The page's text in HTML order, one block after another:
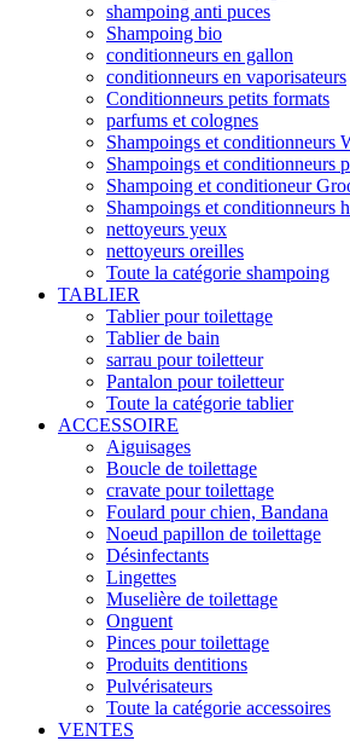
shampoing anti puces
Shampoing bio
conditionneurs en gallon
conditionneurs en vaporisateurs
Conditionneurs petits formats
parfums et colognes
Shampoings et conditionneurs
Shampoings et conditionneurs
Shampoing et conditioneur
Shampoings et conditionneurs
nettoyeurs yeux
nettoyeurs oreilles
Toute la catégorie shampoing
TABLIER
Tablier pour toilettage
Tablier de bain
sarrau pour toiletteur
Pantalon pour toiletteur
Toute la catégorie tablier
ACCESSOIRE
Aiguisages
Boucle de toilettage
cravate pour toilettage
Foulard pour chien, Bandana
Noeud papillon de toilettage
Désinfectants
Lingettes
Muselière de toilettage
Onguent
Pinces pour toilettage
Produits dentitions
Pulvérisateurs
Toute la catégorie accessoires
VENTES